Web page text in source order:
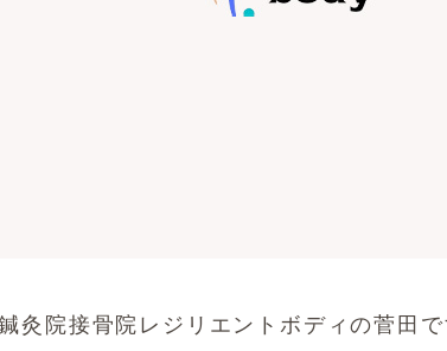
灸院接骨院レジリエントボディの菅田で